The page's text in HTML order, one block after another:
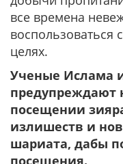
все времена
воспользоваться
целях.
Ученые Ислама
предупреждают
посещении
излишеств и
шариата, дабы
посещения.